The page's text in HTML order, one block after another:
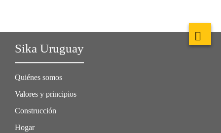
Sika Uruguay
Quiénes somos
Valores y principios
Construcción
Hogar